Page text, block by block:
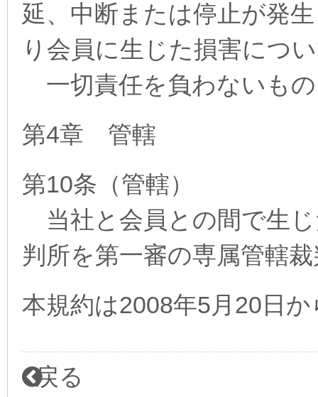
延、中断または停止が発
り会員に生じた損害につ
一切責任を負わないも
第4章 管轄
第10条（管轄）
当社と会員との間で生
判所を第一審の専属管轄
本規約は2008年5月20日
戻る